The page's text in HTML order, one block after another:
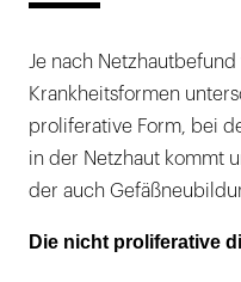
Je nach
Krankheitsformen
proliferative Form, bei
in der Netzhaut kommt
der auch
Die nicht proliferative